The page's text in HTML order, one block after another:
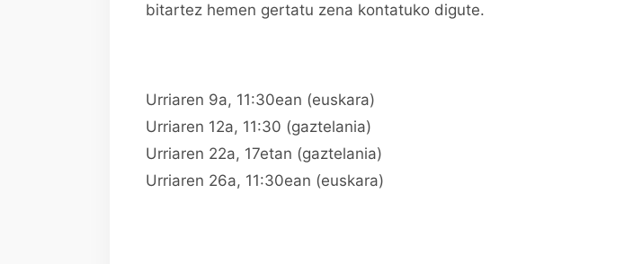
bitartez hemen gertatu zena kontatuko digute.
Urriaren 9a, 11:30ean (euskara)
Urriaren 12a, 11:30 (gaztelania)
Urriaren 22a, 17etan (gaztelania)
Urriaren 26a, 11:30ean (euskara)